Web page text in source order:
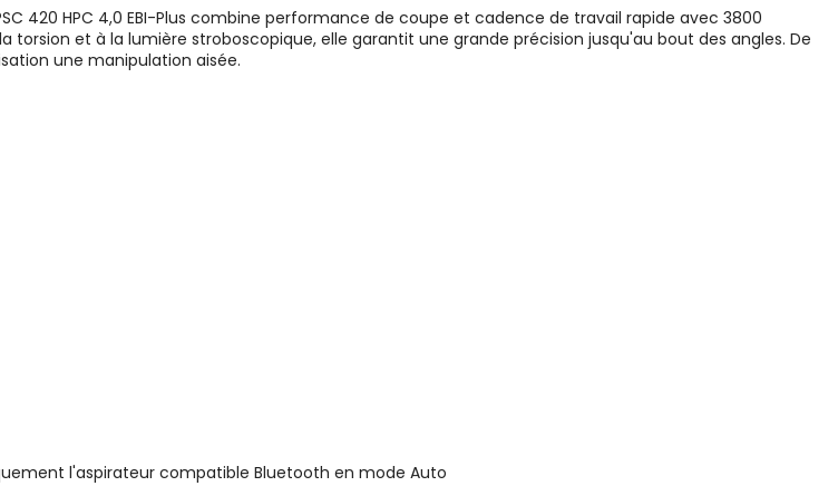
420 HPC 4,0 EBI-Plus combine performance de coupe et cadence de travail rapide avec 3800
et à la lumière stroboscopique, elle garantit une grande précision jusqu'au bout des angles. De
une manipulation aisée.
l'aspirateur compatible Bluetooth en mode Auto